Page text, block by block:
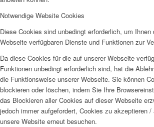
Notwendige Website Cookies
Diese Cookies sind unbedingt erforderlich, um Ihnen
Webseite verfügbaren Dienste und Funktionen zur
Da diese Cookies für die auf unserer Webseite
Funktionen unbedingt erforderlich sind, hat die
die Funktionsweise unserer Webseite. Sie können
blockieren oder löschen, indem Sie Ihre
das Blockieren aller Cookies auf dieser Webseite
jedoch immer aufgefordert, Cookies zu akzeptieren
unsere Website erneut besuchen.